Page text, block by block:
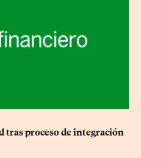
tras proceso de integración